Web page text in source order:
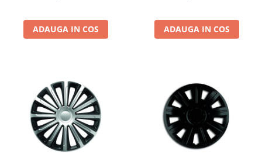
ADAUGA IN COS ADAUGA IN COS